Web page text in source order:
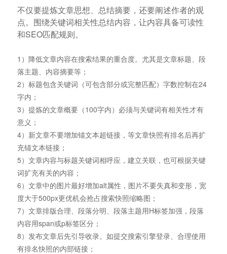
不仅要提炼文章思想、总结摘要，还要阐述作者的观
点。围绕关键词相关性总结内容，让内容具备可读性
和SEO匹配规则。
1）降低文章内容在搜索结果的重合度。尤其是文章标题、段
落主题、内容摘要等；
2）标题包含关键词（可包含部分或完整匹配）字数控制在24
字内；
3）提炼的文章概要（100字内）必须与关键词有相关性才有
意义；
4）新文章不要增加锚文本超链接，等文章快照有排名后再扩
充锚文本链接；
5）文章内容与标题关键词相呼应，建立关联，也可根据关键
词扩充有关的内容；
6）文章中的图片最好增加alt属性，图片不要失真和变形，宽
度大于500px更优机会抢占搜索快照缩略图；
7）文章排版合理、段落分明、段落主题用H标签加强，段落
内容用span或p标签区分；
8）发布文章后先引导收录。如提交搜索引擎登录、合理使用
有排名快照的内部链接；